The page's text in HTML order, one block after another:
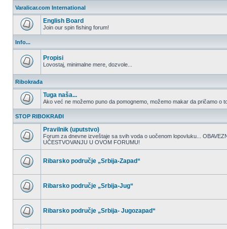
postova
Varalicar.com International
English Board
Join our spin fishing forum!
Info...
nepročitanih
postova
Propisi
Lovostaj, minimalne mere, dozvole...
Ribokrađa
postova
Tuga naša...
Ako već ne možemo puno da pomognemo, možemo makar da pričamo o
STOP RIBOKRAĐI
Nema
nepročitanih
Pravilnik (uputstvo)
Forum za dnevne izveštaje sa svih voda o uočenom lopovluku...
UČESTVOVANJU U OVOM FORUMU!
nepročitanih
Ribarsko područje „Srbija-Zapad“
nepročitanih
Ribarsko područje „Srbija-Jug“
nepročitanih
Ribarsko područje „Srbija- Jugozapad“